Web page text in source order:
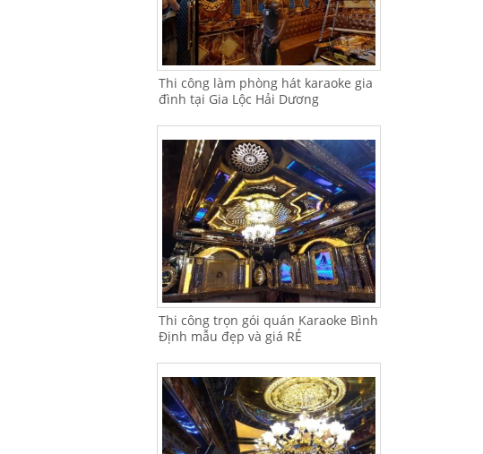
Thi công làm phòng hát karaoke gia
đình tại Gia Lộc Hải Dương
Thi công trọn gói quán Karaoke Bình
Định mẫu đẹp và giá RẺ